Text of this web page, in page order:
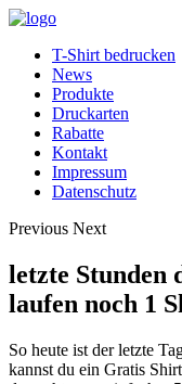
T-Shirt bedrucken
News
Produkte
Druckarten
Rabatte
Kontakt
Impressum
Datenschutz
Previous Next
letzte Stunden
laufen noch 1
So heute ist der letzte
kannst du ein Gratis